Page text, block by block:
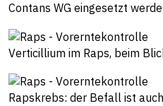
Contans WG eingesetzt
Verticillium im Raps, beim
Rapskrebs: der Befall ist